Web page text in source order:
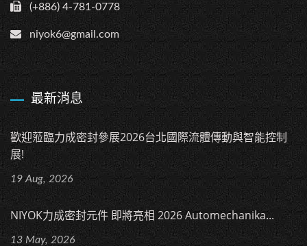
(+886) 4-781-0778
niyok6@gmail.com
最新消息
歡迎蒞臨力成密封參展2026台北國際流體傳動與智能控制
展!
19 Aug, 2026
NIYOK力成密封元件 即將亮相 2026 Automechanika...
13 May, 2026